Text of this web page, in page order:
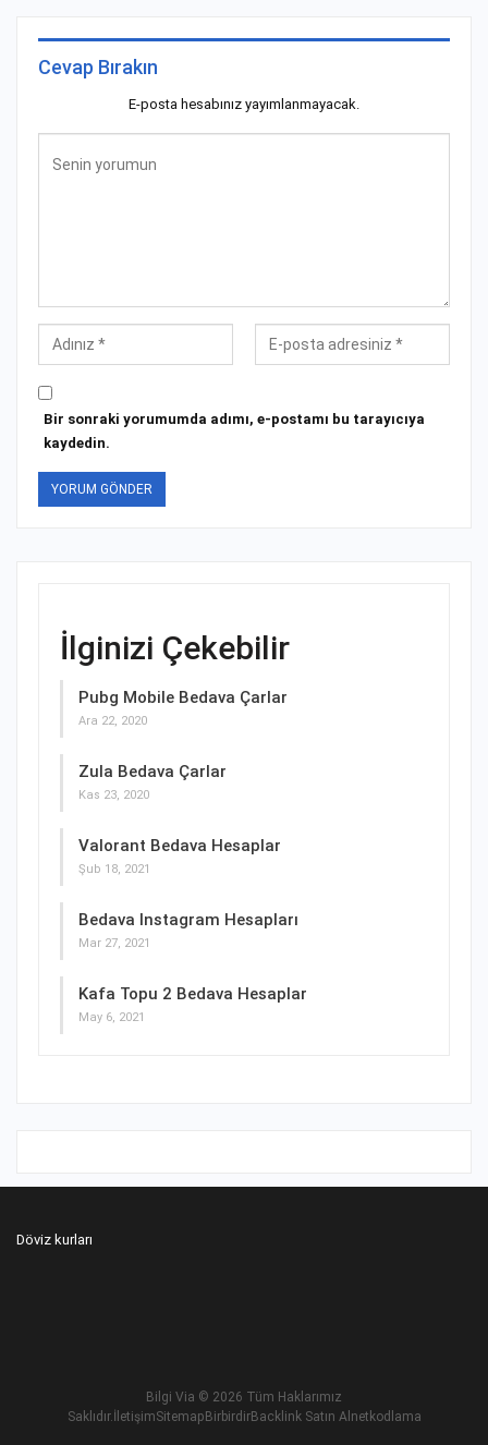
Cevap Bırakın
E-posta hesabınız yayımlanmayacak.
Bir sonraki yorumumda adımı, e-postamı bu tarayıcıya
kaydedin.
İlginizi Çekebilir
Pubg Mobile Bedava Çarlar
Ara 22, 2020
Zula Bedava Çarlar
Kas 23, 2020
Valorant Bedava Hesaplar
Şub 18, 2021
Bedava Instagram Hesapları
Mar 27, 2021
Kafa Topu 2 Bedava Hesaplar
May 6, 2021
Döviz kurları
Bilgi Via © 2026 Tüm Haklarımız
Saklıdır.İletişimSitemap BirbirdirBacklink Satın Al netkodlama